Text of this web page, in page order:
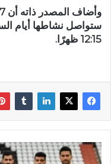
12:15 ظهرًا.